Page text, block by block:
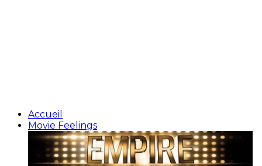
Accueil
Movie Feelings